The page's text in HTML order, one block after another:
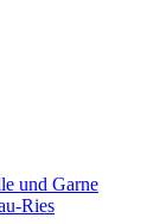
und Garne
Ries